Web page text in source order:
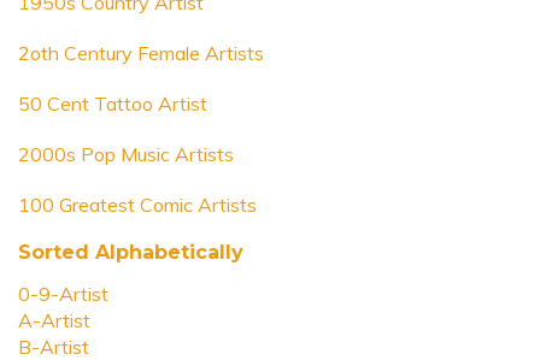
2oth Century Female Artists
50 Cent Tattoo Artist
2000s Pop Music Artists
100 Greatest Comic Artists
Sorted Alphabetically
0-9-Artist
A-Artist
B-Artist